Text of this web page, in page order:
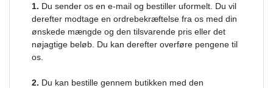
1. Du sender os en e-mail og bestiller uformelt. Du vil
derefter modtage en ordrebekræftelse fra os med din
ønskede mængde og den tilsvarende pris eller det
nøjagtige beløb. Du kan derefter overføre pengene til
os.
2. Du kan bestille gennem butikken med den